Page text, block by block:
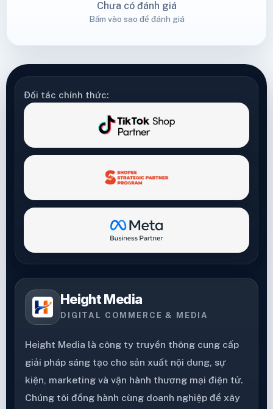
Chưa có đánh giá
Bấm vào sao để đánh giá
Đối tác chính thức:
Height Media
DIGITAL COMMERCE & MEDIA
Height Media là công ty truyền thông cung cấp
giải pháp sáng tạo cho sản xuất nội dung, sự
kiện, marketing và vận hành thương mại điện tử.
Chúng tôi đồng hành cùng doanh nghiệp để xây